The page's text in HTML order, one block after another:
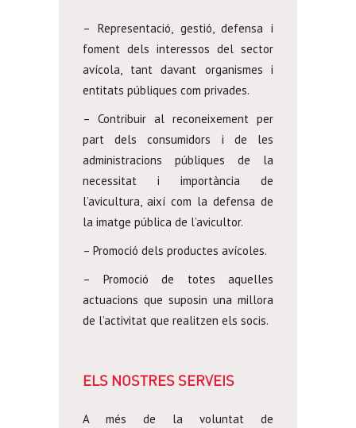
– Representació, gestió, defensa i
foment dels interessos del sector
avícola, tant davant organismes i
entitats públiques com privades.
– Contribuir al reconeixement per
part dels consumidors i de les
administracions públiques de la
necessitat i importància de
l’avicultura, així com la defensa de
la imatge pública de l’avicultor.
– Promoció dels productes avícoles.
– Promoció de totes aquelles
actuacions que suposin una millora
de l’activitat que realitzen els socis.
ELS NOSTRES SERVEIS
A més de la voluntat de